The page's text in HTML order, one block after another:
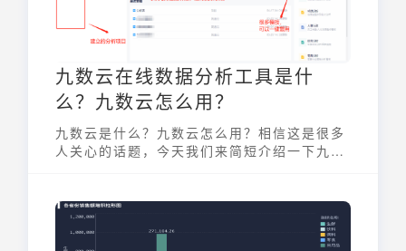
九数云在线数据分析工具是什
么？九数云怎么用？
九数云是什么？九数云怎么用？相信这是很多
人关心的话题，今天我们来简短介绍一下九数